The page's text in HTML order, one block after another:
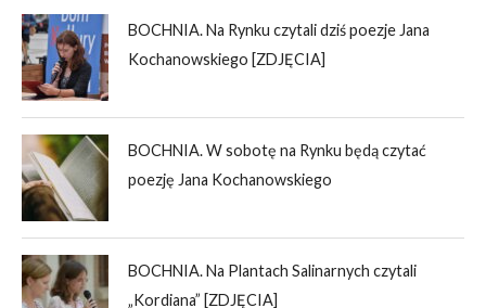
BOCHNIA. Na Rynku czytali dziś poezje Jana
Kochanowskiego [ZDJĘCIA]
BOCHNIA. W sobotę na Rynku będą czytać
poezję Jana Kochanowskiego
BOCHNIA. Na Plantach Salinarnych czytali
„Kordiana” [ZDJĘCIA]